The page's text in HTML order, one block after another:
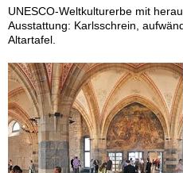
UNESCO-Weltkulturerbe mit
Ausstattung: Karlsschrein,
Altartafel.